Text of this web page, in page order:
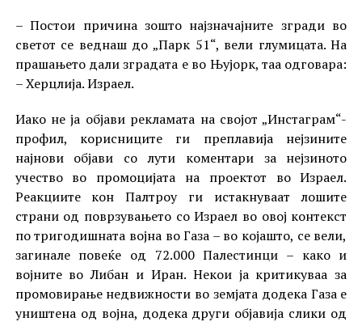
– Постои причина зошто најзначајните згради во
светот се веднаш до „Парк 51“, вели глумицата. На
прашањето дали зградата е во Њујорк, таа одговара:
– Херцлија. Израел.
Иако не ја објави рекламата на својот „Инстаграм“-
профил, корисниците ги преплавија нејзините
најнови објави со лути коментари за нејзиното
учество во промоцијата на проектот во Израел.
Реакциите кон Палтроу ги истакнуваат лошите
страни од поврзувањето со Израел во овој контекст
по тригодишната војна во Газа – во којашто, се вели,
загинале повеќе од 72.000 Палестинци – како и
војните во Либан и Иран. Некои ја критикуваа за
промовирање недвижности во земјата додека Газа е
уништена од војна, додека други објавија слики од